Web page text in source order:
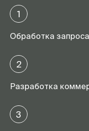
1
Обработка запроса
2
Разработка
3